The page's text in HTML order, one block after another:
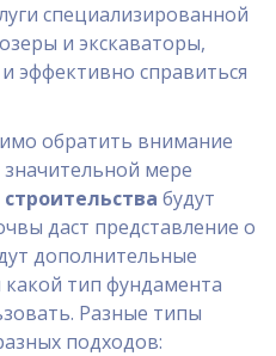
специализированной
и экскаваторы,
эффективно справиться
обратить внимание
значительной мере
будут
даст представление о
дополнительные
тип фундамента
Разные типы
подходов: